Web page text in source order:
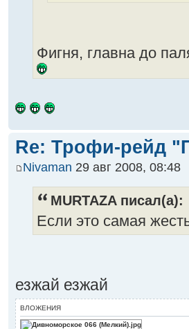
Фигня, главна до
Re: Трофи-рейд
Nivaman 29 авг 2008, 08:48
MURTAZA писал(а):
Если это самая
езжай езжай
ВЛОЖЕНИЯ